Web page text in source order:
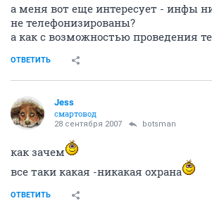
а меня вот еще интересует - инфы
не телефонизированы?
а как с возможностью проведения
ОТВЕТИТЬ
Jess
смартовод
28 сентября 2007 botsman
как зачем
все таки какая -никакая охрана
ОТВЕТИТЬ